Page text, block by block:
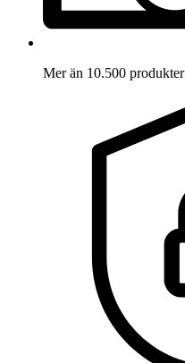
Mer än 10.500 produkter